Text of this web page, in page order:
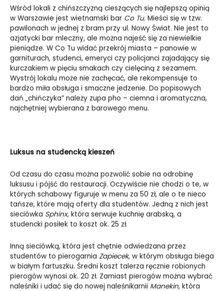
Wśród lokali z chińszczyzną cieszących się najlepszą opinią
w Warszawie jest wietnamski bar Co Tu. Mieści się w tzw.
pawilonach w jednej z bram przy ul. Nowy Świat. Nie jest to
azjatycki bar mleczny, ale można najeść się za niewielkie
pieniądze. W Co Tu widać przekrój miasta – panowie w
garniturach, studenci, emeryci czy policjanci zajadający się
kurczakiem w pięciu smakach czy cielęciną z sezamem.
Wystrój lokalu może nie zachęcać, ale rekompensuje to
bardzo miła obsługa i smaczne jedzenie. Do popisowych
dań „chińczyka” należy zupa pho – ciemna i aromatyczna,
najchętniej wybierana z barowego menu.
Luksus na studencką kieszeń
Od czasu do czasu można pozwolić sobie na odrobinę
luksusu i pójść do restauracji. Oczywiście nie chodzi o te, w
których schabowy figuruje w menu za 50 zł, ale o te nieco
tańsze, które mają oferty dla studentów. Jedną z nich jest
sieciówka Sphinx, która serwuje kuchnię arabską, a
studencki posiłek to koszt ok. 25 zł.
Inną sieciówką, która jest chętnie odwiedzana przez
studentów to pierogarnia Zapiecek, w którym obsługa biega
w białym fartuszku. Średni koszt talerza ręcznie robionych
pierogów wynosi ok. 20 zł. Zamiast pierogów można wybrać
naleśniki i udać się do nowej naleśnikarnii Manekin, która